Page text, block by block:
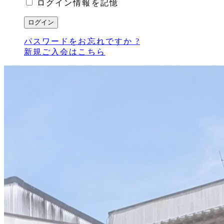
ログイン情報を記憶
パスワードをお忘れですか ?
新規ご入会はこちら